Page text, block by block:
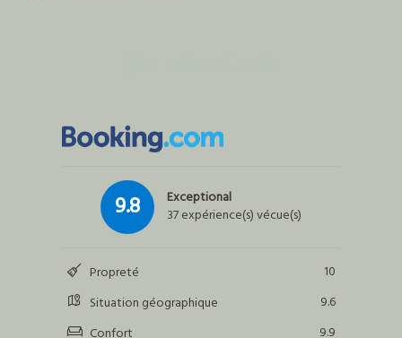
9.8
Exceptional
37 expérience(s) vécue(s)
Propreté
10
Situation géographique
9.6
Confort
9.9